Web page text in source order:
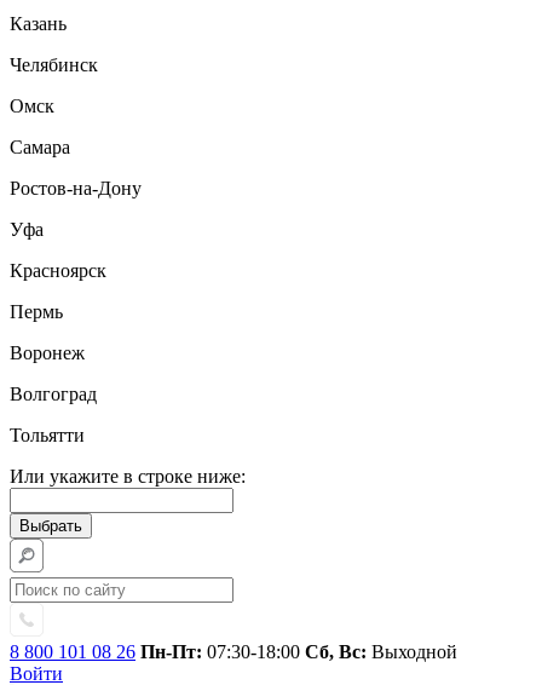
Казань
Челябинск
Омск
Самара
Ростов-на-Дону
Уфа
Красноярск
Пермь
Воронеж
Волгоград
Тольятти
Или укажите в строке ниже:
8 800 101 08 26 Пн-Пт: 07:30-18:00 Сб, Вс: Выходной
Войти